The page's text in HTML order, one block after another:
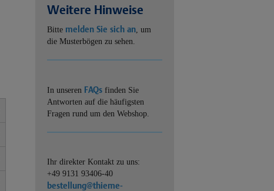
Weitere Hinweise
Bitte melden Sie sich an, um
die Musterbögen zu sehen.
In unseren FAQs finden Sie
Antworten auf die häufigsten
Fragen rund um den Webshop.
Ihr direkter Kontakt zu uns:
+49 9131 93406-40
bestellung@thieme-